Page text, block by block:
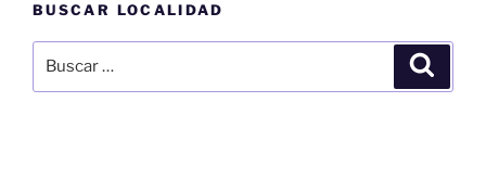
BUSCAR LOCALIDAD
por: